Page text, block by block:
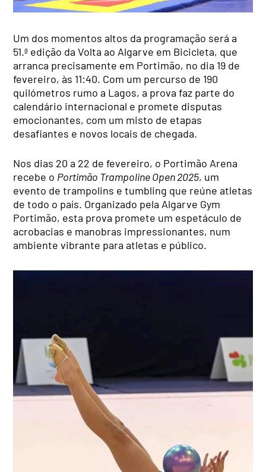
Um dos momentos altos da programação será a
51.ª edição da Volta ao Algarve em Bicicleta, que
arranca precisamente em Portimão, no dia 19 de
fevereiro, às 11:40. Com um percurso de 190
quilómetros rumo a Lagos, a prova faz parte do
calendário internacional e promete disputas
emocionantes, com um misto de etapas
desafiantes e novos locais de chegada.
Nos dias 20 a 22 de fevereiro, o Portimão Arena
recebe o Portimão Trampoline Open 2025, um
evento de trampolins e tumbling que reúne atletas
de todo o país. Organizado pela Algarve Gym
Portimão, esta prova promete um espetáculo de
acrobacias e manobras impressionantes, num
ambiente vibrante para atletas e público.